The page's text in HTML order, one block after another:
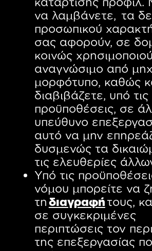
να λαμβάνετε, τα
προσωπικού
σας αφορούν, σε
κοινώς
αναγνώσιμο από
μορφότυπο, καθώς
διαβιβάζετε, υπό
προϋποθέσεις, σε
υπεύθυνο
αυτό να μην
δυσμενώς τα
τις ελευθερίες
Υπό τις
νόμου μπορείτε να
τη διαγραφήτους,
σε συγκεκριμένες
περιπτώσεις τον
της επεξεργασίας